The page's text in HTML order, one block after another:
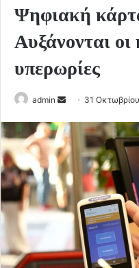
Ψηφιακή
Αυξάνονται
υπερωρίες
admin
Send
email
31